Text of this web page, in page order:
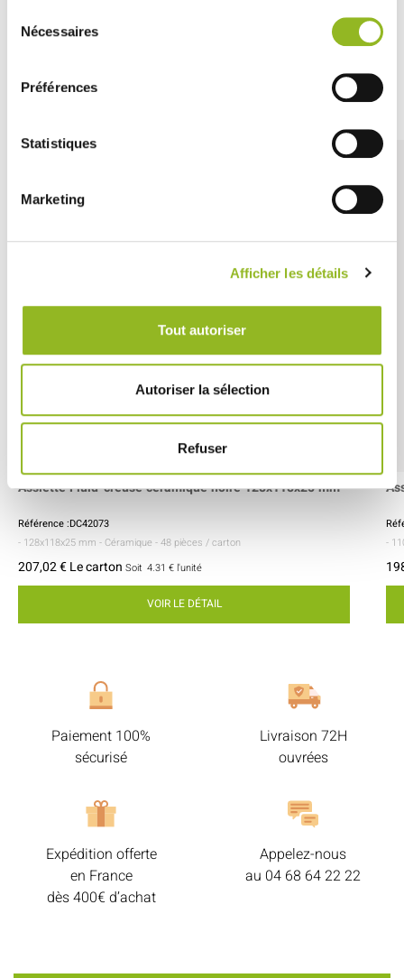
Nécessaires
Préférences
Statistiques
Marketing
Afficher les détails
Tout autoriser
Autoriser la sélection
Refuser
Découvrez aussi
Assiette Fluid' creuse céramique noire 128x118x25 mm
Référence :DC42073
- 128x118x25 mm - Céramique - 48 pièces / carton
207,02 € Le carton Soit 4.31 € l'unité
VOIR LE DÉTAIL
-
Paiement 100%
sécurisé
Livraison 72H
ouvrées
Expédition offerte
en France
dès 400€ d’achat
Appelez-nous
au 04 68 64 22 22